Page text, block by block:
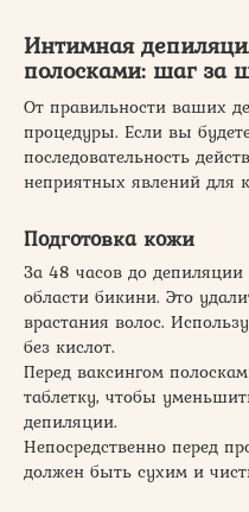
Интимная
полосками: шаг за
От правильности ваших
процедуры. Если вы
последовательность
неприятных явлений для
Подготовка кожи
За 48 часов до
области бикини. Это
врастания волос.
без кислот.
Перед ваксингом
таблетку, чтобы
депиляции.
Непосредственно перед
должен быть сухим и